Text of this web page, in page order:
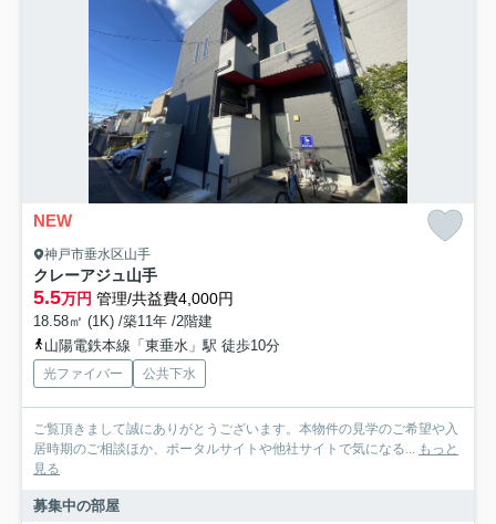
NEW
神戸市垂水区山手
クレーアジュ山手
5.5万円 管理/共益費4,000円
18.58㎡ (1K) /築11年 /2階建
山陽電鉄本線「東垂水」駅 徒歩10分
光ファイバー 公共下水
ご覧頂きまして誠にありがとうございます。本物件の見学のご希望や入
居時期のご相談ほか、ポータルサイトや他社サイトで気になる... もっと
見る
募集中の部屋